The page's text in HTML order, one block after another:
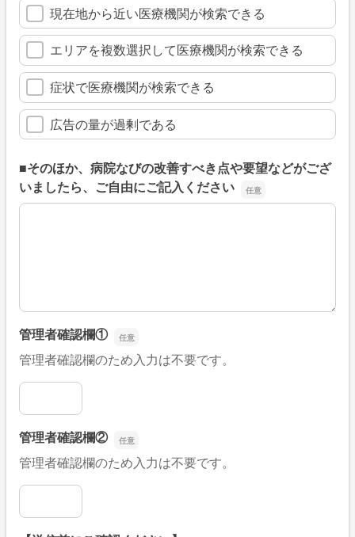
現在地から近い医療機関が検索できる
エリアを複数選択して医療機関が検索できる
症状で医療機関が検索できる
広告の量が過剰である
■そのほか、病院なびの改善すべき点や要望などがござ
いましたら、ご自由にご記入ください
■そのほか、病院なびの改善すべき点や要望などがござい
管理者確認欄①
管理者確認欄のため入力は不要です。
管理者確認欄①
管理者確認欄②
管理者確認欄のため入力は不要です。
管理者確認欄②